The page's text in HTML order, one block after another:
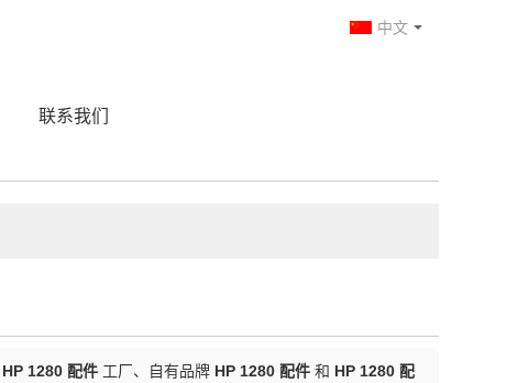
中文
联系我们
HP 1280 配件 工厂、自有品牌 HP 1280 配件 和 HP 1280 配